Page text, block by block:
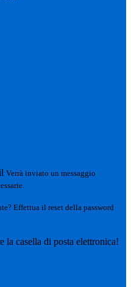
Verrà inviato un messaggio
Effettua il reset della password
la casella di posta elettronica!